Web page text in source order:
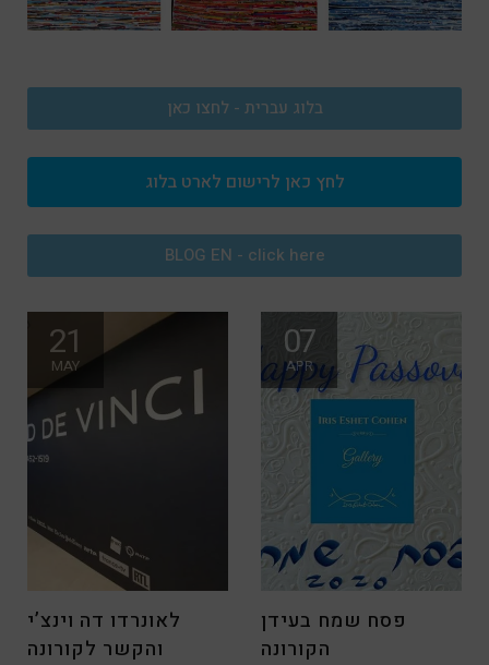
בלוג עברית - לחצו כאן
לחץ כאן לרישום לארט בלוג
BLOG EN - click here
21
MAY
לאונרדו דה וינצ’י
והקשר לקורונה
07
APR
פסח שמח בעידן
הקורונה